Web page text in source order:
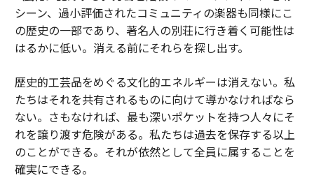
シーン、過小評価されたコミュニティの楽器も同様にこ
の歴史の一部であり、著名人の別荘に行き着く可能性は
はるかに低い。消える前にそれらを探し出す。
歴史的工芸品をめぐる文化的エネルギーは消えない。私
たちはそれを共有されるものに向けて導かなければなら
ない。さもなければ、最も深いポケットを持つ人々にそ
れを譲り渡す危険がある。私たちは過去を保存する以上
のことができる。それが依然として全員に属することを
確実にできる。